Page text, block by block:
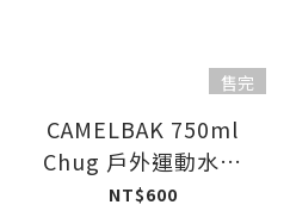
售完
CAMELBAK 750ml
Chug 戶外運動水瓶
RENEW
NT$600